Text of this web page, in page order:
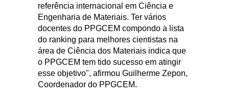
referência internacional em Ciência e
Engenharia de Materiais. Ter vários
docentes do PPGCEM compondo a lista
do ranking para melhores cientistas na
área de Ciência dos Materiais indica que
o PPGCEM tem tido sucesso em atingir
esse objetivo", afirmou Guilherme Zepon,
Coordenador do PPGCEM.